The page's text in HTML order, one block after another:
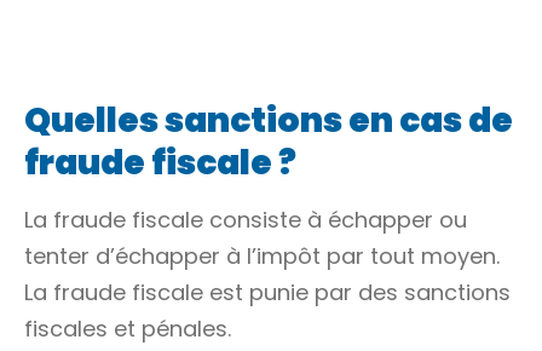
Quelles sanctions en cas de
fraude fiscale ?
La fraude fiscale consiste à échapper ou
tenter d’échapper à l’impôt par tout moyen.
La fraude fiscale est punie par des sanctions
fiscales et pénales.